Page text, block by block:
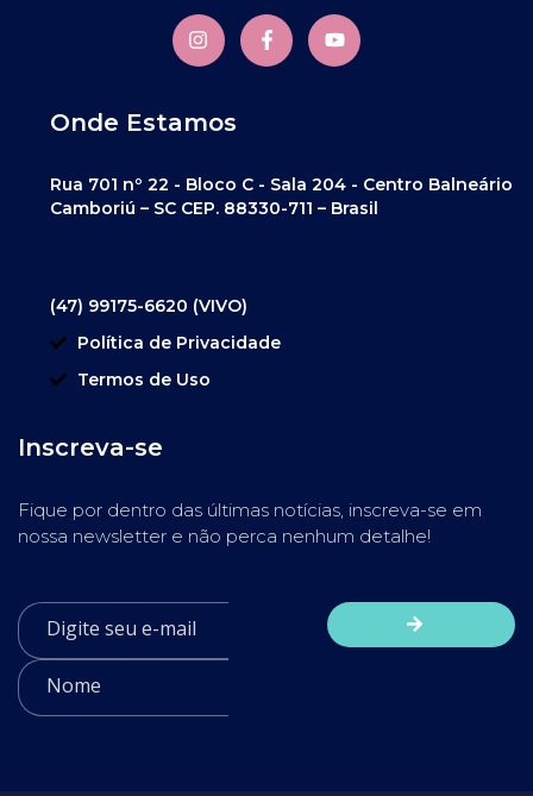
Onde Estamos
Rua 701 nº 22 - Bloco C - Sala 204 - Centro Balneário
Camboriú – SC CEP. 88330-711 – Brasil
(47) 99175-6620 (VIVO)
Política de Privacidade
Termos de Uso
Inscreva-se
Fique por dentro das últimas notícias, inscreva-se em
nossa newsletter e não perca nenhum detalhe!